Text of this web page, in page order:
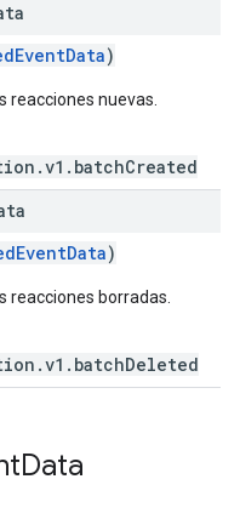
)
reacciones nuevas.
)
reacciones borradas.
Data